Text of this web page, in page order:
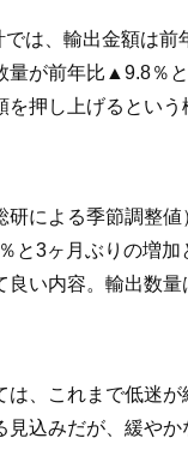
は、輸出金額は前
量が前年比▲9.8％
押し上げるという
による季節調整
と3ヶ月ぶりの増
良い内容。輸出数
、これまで低迷
見込みだが、緩や